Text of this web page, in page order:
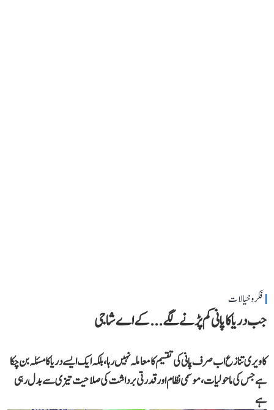
فکر و خیالات
جب دریا کا پانی کم پڑنے لگے...کے اے شاجی
کاویری تنازع اب صرف پانی کی تقسیم کا معاملہ نہیں رہا، بلکہ ایک ایسے دریا کا مسئلہ بن چکا
ہے جس کی ماحولیات، موسمی نظام اور قدرتی برداشت کی صلاحیت تیزی سے بدل رہی
ہے